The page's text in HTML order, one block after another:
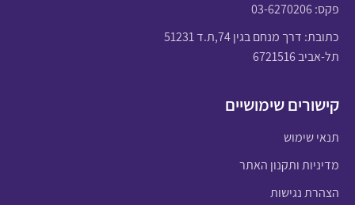
פקס: 03-6270206
כתובת: דרך מנחם בגין 74,ת.ד 51231
תל-אביב 6721516
קישורים שימושיים
תנאי שימוש
מדיניות ותקנון האתר
הצהרת נגישות